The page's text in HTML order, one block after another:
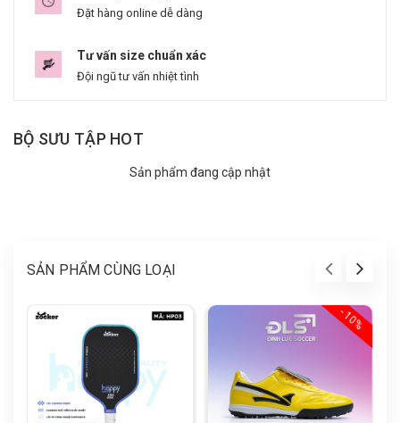
Đặt hàng online dễ dàng
Tư vấn size chuẩn xác
Đội ngũ tư vấn nhiệt tình
BỘ SƯU TẬP HOT
Sản phẩm đang cập nhật
SẢN PHẨM CÙNG LOẠI
- 10%